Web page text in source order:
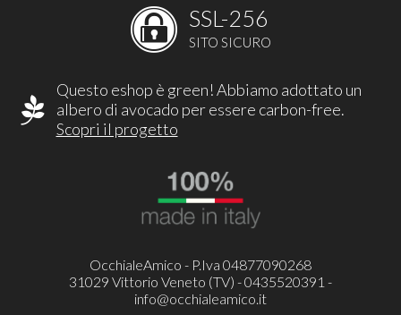
SSL-256
SITO SICURO
Questo eshop è green! Abbiamo adottato un
albero di avocado per essere carbon-free.
Scopri il progetto
OcchialeAmico - P.Iva 04877090268
31029 Vittorio Veneto (TV) - 0435520391 -
info@occhialeamico.it